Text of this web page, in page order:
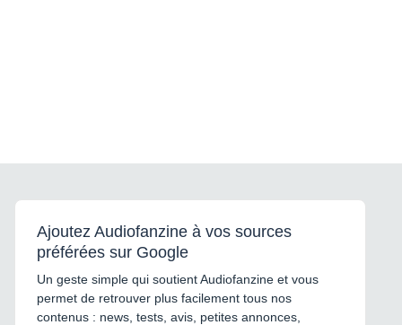
Ajoutez Audiofanzine à vos sources
préférées sur Google
Un geste simple qui soutient Audiofanzine et vous
permet de retrouver plus facilement tous nos
contenus : news, tests, avis, petites annonces,